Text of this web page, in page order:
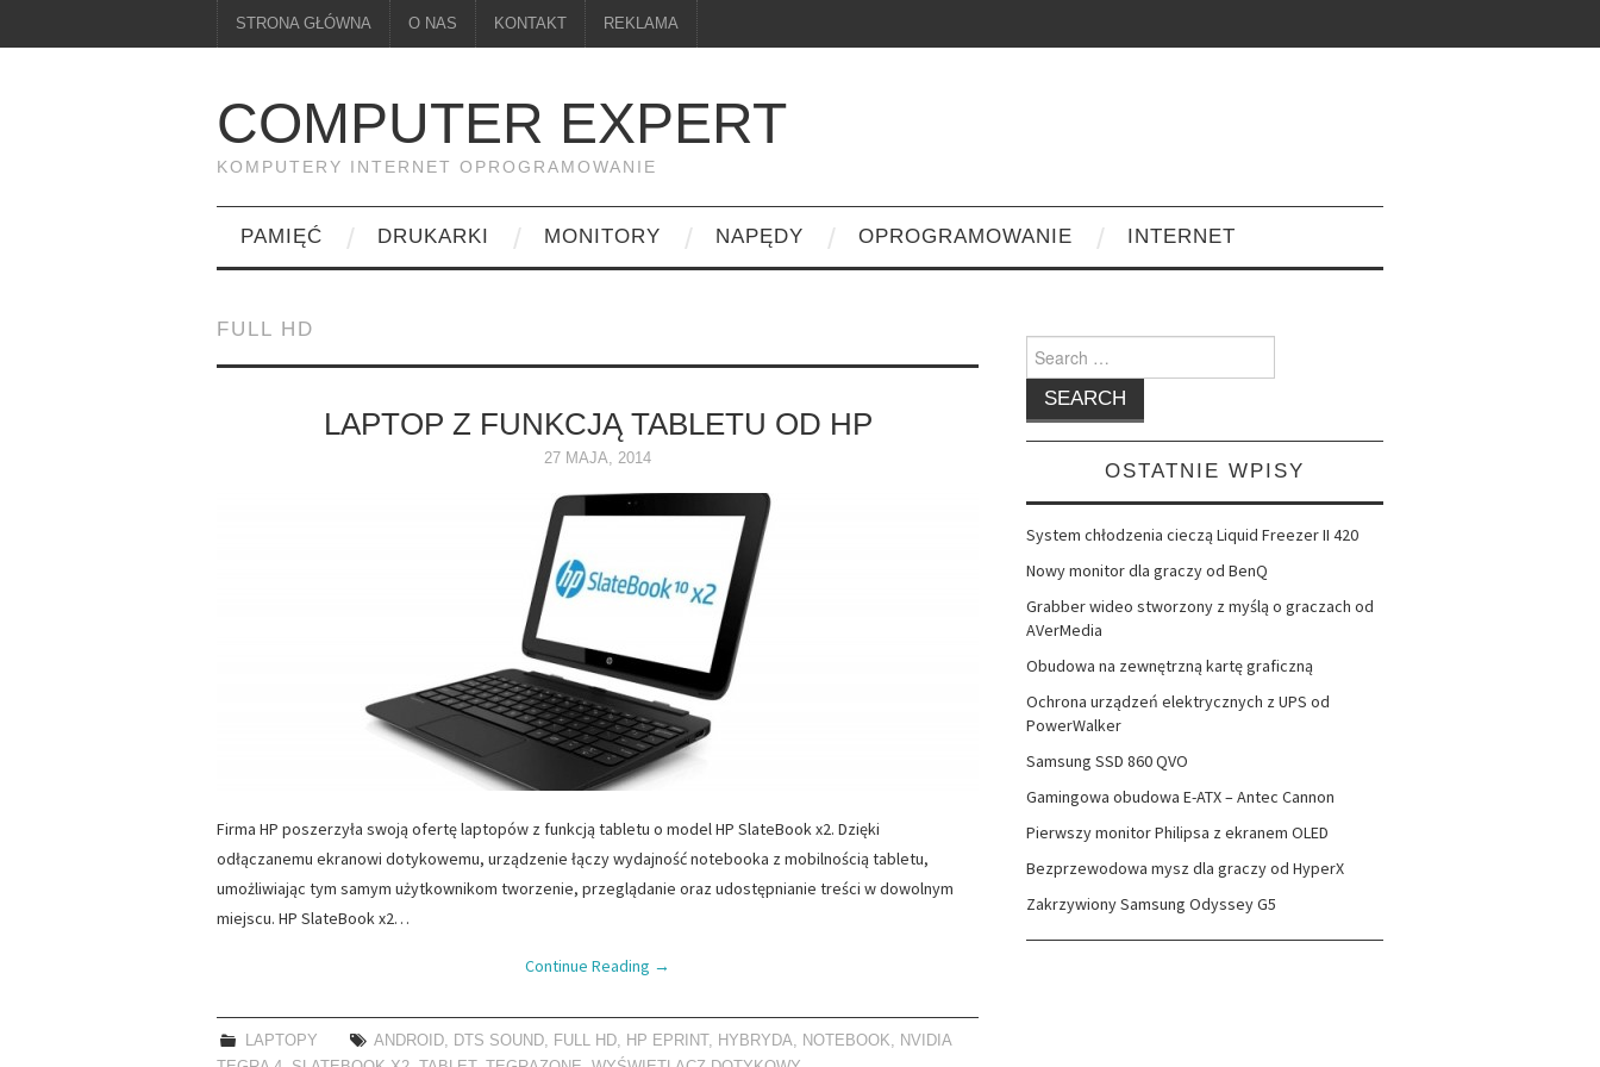
STRONA GŁÓWNA O NAS KONTAKT REKLAMA
COMPUTER EXPERT
KOMPUTERY INTERNET OPROGRAMOWANIE
PAMIĘĆ DRUKARKI MONITORY NAPĘDY OPROGRAMOWANIE INTERNET
FULL HD
LAPTOP Z FUNKCJĄ TABLETU OD HP
27 MAJA, 2014
Firma HP poszerzyła swoją ofertę laptopów z funkcją tabletu o model HP SlateBook x2. Dzięki
odłączanemu ekranowi dotykowemu, urządzenie łączy wydajność notebooka z mobilnością tabletu,
umożliwiając tym samym użytkownikom tworzenie, przeglądanie oraz udostępnianie treści w dowolnym
miejscu. HP SlateBook x2…
Continue Reading →
LAPTOPY ANDROID DTS SOUND FULL HD HP EPRINT, HYBRYDA NOTEBOOK
NVIDIA
Search
for:
OSTATNIE WPISY
System chłodzenia cieczą Liquid Freezer II 420
Nowy monitor dla graczy od BenQ
Grabber wideo stworzony z myślą o graczach od
AVerMedia
Obudowa na zewnętrzną kartę graficzną
Ochrona urządzeń elektrycznych z UPS od
PowerWalker
Samsung SSD 860 QVO
Gamingowa obudowa E-ATX – Antec Cannon
Pierwszy monitor Philipsa z ekranem OLED
Bezprzewodowa mysz dla graczy od HyperX
Zakrzywiony Samsung Odyssey G5